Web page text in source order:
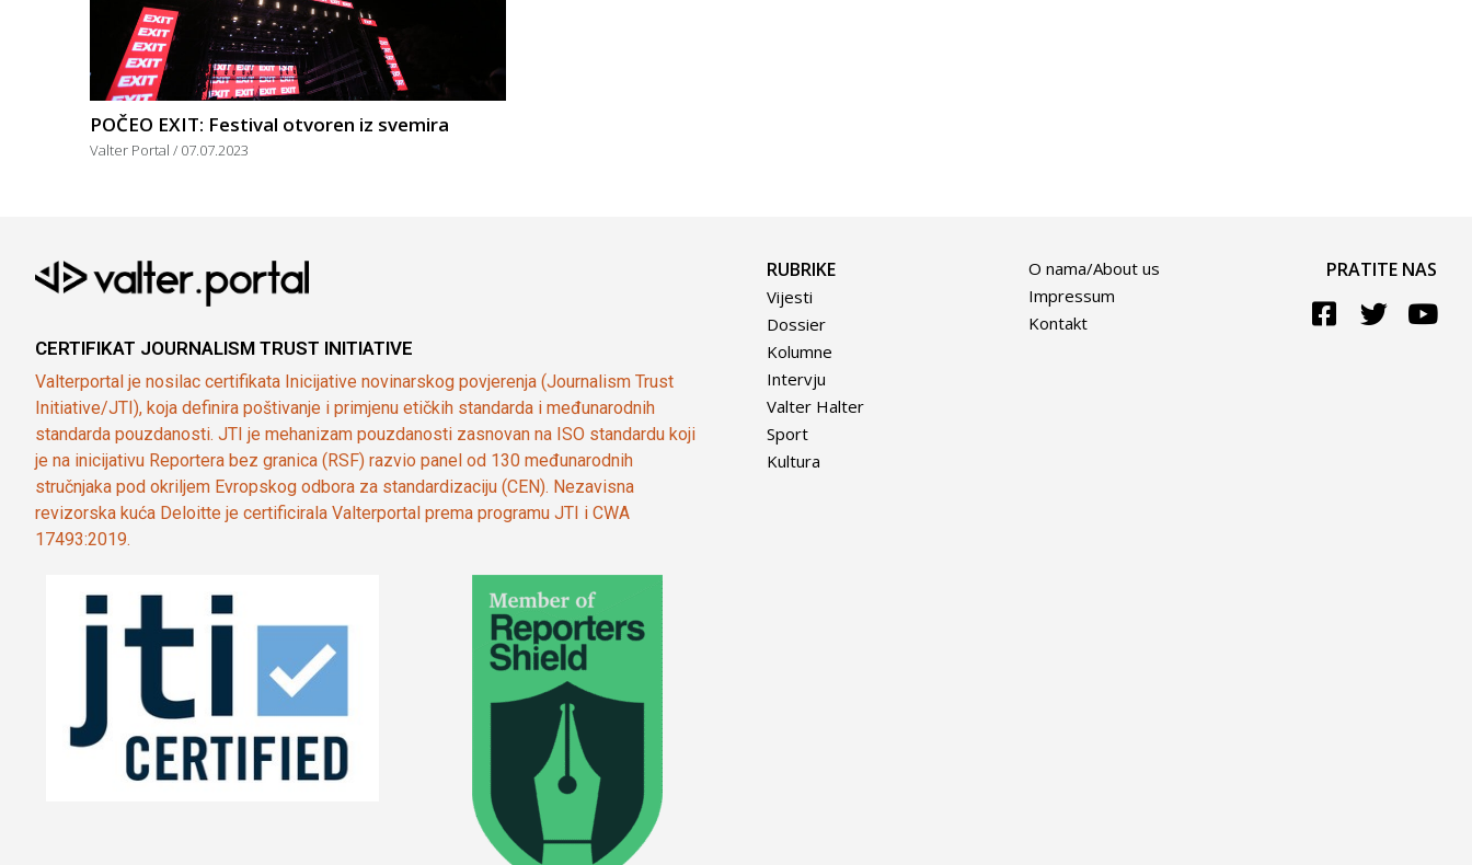
POČEO EXIT: Festival otvoren iz svemira
Valter Portal 07.07.2023
CERTIFIKAT JOURNALISM TRUST INITIATIVE
Valterportal je nosilac certifikata Inicijative novinarskog povjerenja (Journalism Trust
Initiative/JTI), koja definira poštivanje i primjenu etičkih standarda i međunarodnih
standarda pouzdanosti. JTI je mehanizam pouzdanosti zasnovan na ISO standardu koji
je na inicijativu Reportera bez granica (RSF) razvio panel od 130 međunarodnih
stručnjaka pod okriljem Evropskog odbora za standardizaciju (CEN). Nezavisna
revizorska kuća Deloitte je certificirala Valterportal prema programu JTI i CWA
17493:2019.
RUBRIKE
Vijesti
Dossier
Kolumne
Intervju
Valter Halter
Sport
Kultura
O nama/About us
Impressum
Kontakt
PRATITE NAS